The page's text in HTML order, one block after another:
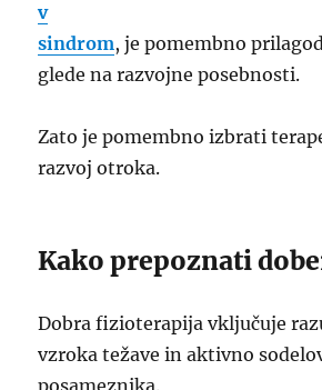
v
sindrom, je pomembno
glede na razvojne posebnosti.
Zato je pomembno izbrati
razvoj otroka.
Kako prepoznati
Dobra fizioterapija vključuje
vzroka težave in aktivno
posameznika.